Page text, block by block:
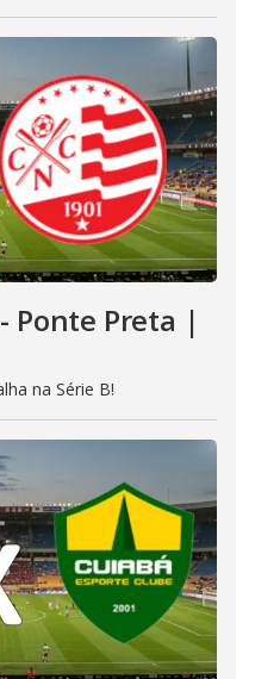
Ponte Preta |
na Série B!